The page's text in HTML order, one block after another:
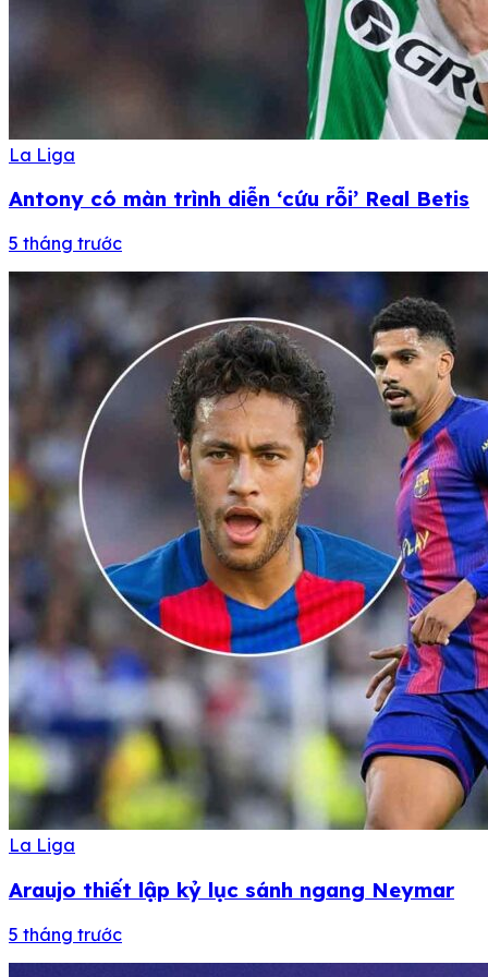
La Liga
Antony có màn trình diễn ‘cứu rỗi’ Real Betis
5 tháng trước
La Liga
Araujo thiết lập kỷ lục sánh ngang Neymar
5 tháng trước